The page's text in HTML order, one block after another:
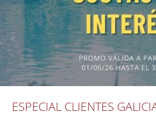
ESPECIAL CLIENTES